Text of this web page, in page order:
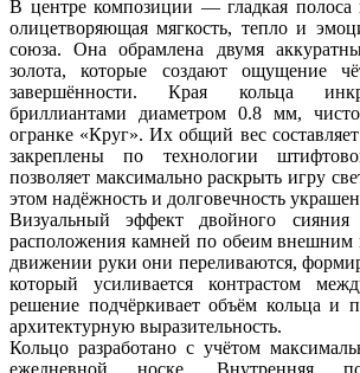
В центре композиции — гладкая полоса
олицетворяющая мягкость, тепло и
союза. Она обрамлена двумя
золота, которые создают ощущение
завершённости. Края кольца
бриллиантами диаметром 0.8 мм,
огранке «Круг». Их общий вес
закреплены по технологии
позволяет максимально раскрыть игру
этом надёжность и долговечность
Визуальный эффект двойного сияния
расположения камней по обеим
движении руки они переливаются,
который усиливается контрастом
решение подчёркивает объём кольца и
архитектурную выразительность.
Кольцо разработано с учётом
ежедневной носке. Внутренняя